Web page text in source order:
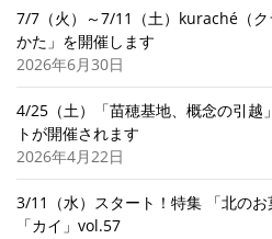
7/7（火）～7/11（土）kuraché（ク
かた」を開催します
2026年6月30日
4/25（土）「苗穂基地、概念の引越
トが開催されます
2026年4月22日
3/11（水）スタート！特集 「北の
「カイ」vol.57